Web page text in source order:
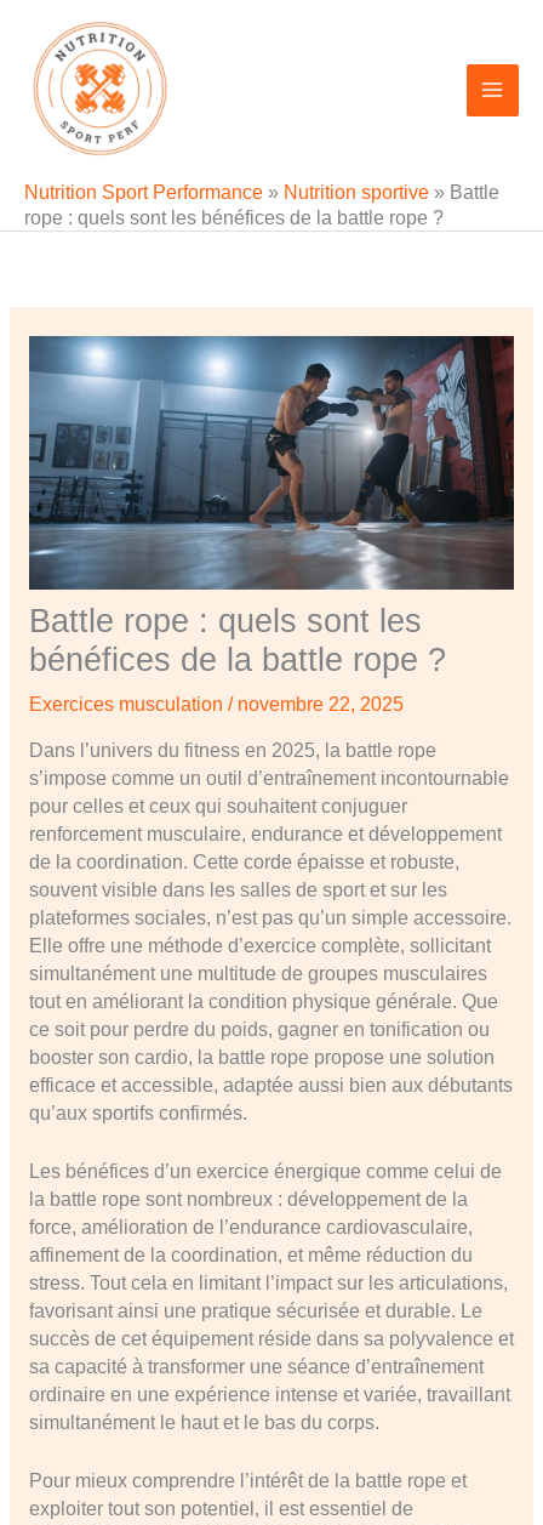
contenu
Nutrition Sport Performance » Nutrition sportive » Battle
rope : quels sont les bénéfices de la battle rope ?
Battle rope : quels sont les
bénéfices de la battle rope ?
Exercices musculation / novembre 22, 2025
Dans l’univers du fitness en 2025, la battle rope
s’impose comme un outil d’entraînement incontournable
pour celles et ceux qui souhaitent conjuguer
renforcement musculaire, endurance et développement
de la coordination. Cette corde épaisse et robuste,
souvent visible dans les salles de sport et sur les
plateformes sociales, n’est pas qu’un simple accessoire.
Elle offre une méthode d’exercice complète, sollicitant
simultanément une multitude de groupes musculaires
tout en améliorant la condition physique générale. Que
ce soit pour perdre du poids, gagner en tonification ou
booster son cardio, la battle rope propose une solution
efficace et accessible, adaptée aussi bien aux débutants
qu’aux sportifs confirmés.
Les bénéfices d’un exercice énergique comme celui de
la battle rope sont nombreux : développement de la
force, amélioration de l’endurance cardiovasculaire,
affinement de la coordination, et même réduction du
stress. Tout cela en limitant l’impact sur les articulations,
favorisant ainsi une pratique sécurisée et durable. Le
succès de cet équipement réside dans sa polyvalence et
sa capacité à transformer une séance d’entraînement
ordinaire en une expérience intense et variée, travaillant
simultanément le haut et le bas du corps.
Pour mieux comprendre l’intérêt de la battle rope et
exploiter tout son potentiel, il est essentiel de